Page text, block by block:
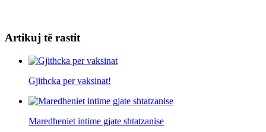
Artikuj të rastit
Gjithcka per vaksinat!
Maredheniet intime gjate shtatzanise